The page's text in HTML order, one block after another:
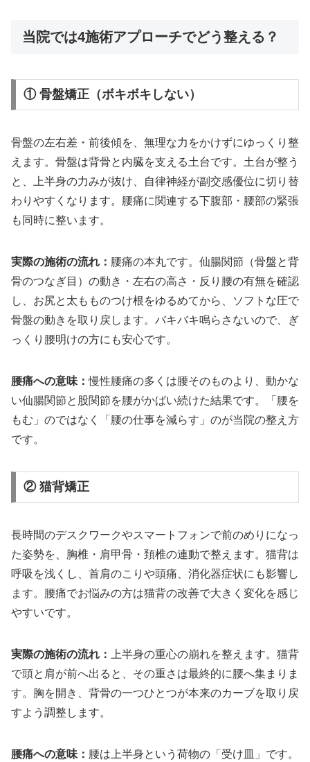
当院では4施術アプローチでどう整える？
① 骨盤矯正（ボキボキしない）
骨盤の左右差・前後傾を、無理な力をかけずにゆっくり整
えます。骨盤は背骨と内臓を支える土台です。土台が整う
と、上半身の力みが抜け、自律神経が副交感優位に切り替
わりやすくなります。腰痛に関連する下腹部・腰部の緊張
も同時に整います。
実際の施術の流れ： 腰痛の本丸です。仙腸関節（骨盤と背
骨のつなぎ目）の動き・左右の高さ・反り腰の有無を確認
し、お尻と太もものつけ根をゆるめてから、ソフトな圧で
骨盤の動きを取り戻します。バキバキ鳴らさないので、ぎ
っくり腰明けの方にも安心です。
腰痛への意味：慢性腰痛の多くは腰そのものより、動かな
い仙腸関節と股関節を腰がかばい続けた結果です。「腰を
もむ」のではなく「腰の仕事を減らす」のが当院の整え方
です。
② 猫背矯正
長時間のデスクワークやスマートフォンで前のめりになっ
た姿勢を、胸椎・肩甲骨・頚椎の連動で整えます。猫背は
呼吸を浅くし、首肩のこりや頭痛、消化器症状にも影響し
ます。腰痛でお悩みの方は猫背の改善で大きく変化を感じ
やすいです。
実際の施術の流れ：
上半身の重心の崩れを整えます。猫背
で頭と肩が前へ出ると、その重さは最終的に腰へ集まりま
す。胸を開き、背骨の一つひとつが本来のカーブを取り戻
すよう調整します。
腰痛への意味： 腰は上半身という荷物の「受け皿」です。